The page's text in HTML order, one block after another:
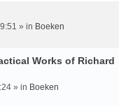
» in Boeken
Works of Richard
» in Boeken